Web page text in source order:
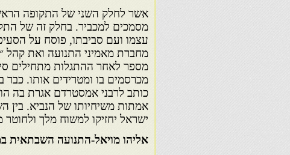
אשר לחלק השני של התקופה
מסמכים למכביר. בחלק זה של
עצמו ועם סביבתו, פוסח על
מחברת מאמיני התנועה ואת קהל
מספר לאחר ההתגלות מתחילים
כותב לרבני אמסטרדם אגרת בה
אמתות משיחיותו של הנביא. בין
ישראל יחזיקו למשוח מלך ולחוטר
אליהו מויאל-התנועה השבתאית